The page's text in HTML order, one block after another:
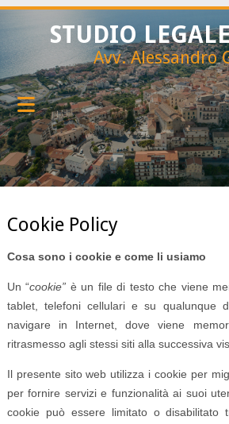
STUDIO
Avv. Alessandro
Cookie Policy
Cosa sono i cookie e come li usiamo
Un “cookie” è un file di testo che viene
tablet, telefoni cellulari e su qualunque
navigare in Internet, dove viene
ritrasmesso agli stessi siti alla successiva
Il presente sito web utilizza i cookie per
per fornire servizi e funzionalità ai suoi
cookie può essere limitato o disabilitato